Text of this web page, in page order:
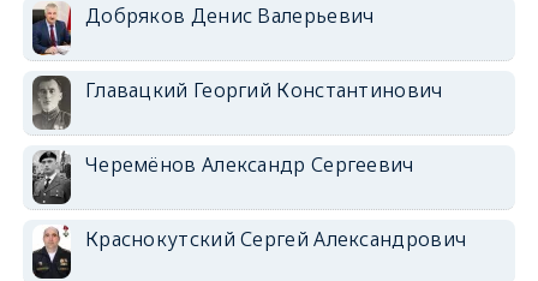
Добряков Денис Валерьевич
Главацкий Георгий Константинович
Черемёнов Александр Сергеевич
Краснокутский Сергей Александрович